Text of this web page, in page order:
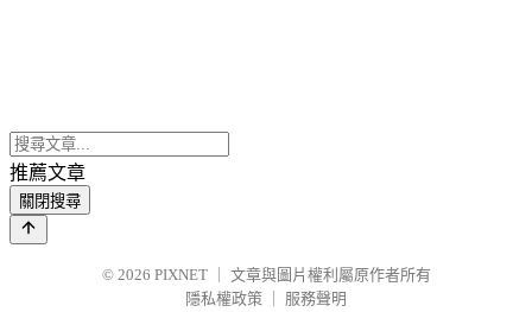
推薦文章
關閉搜尋
© 2026 PIXNET
文章與圖片權利屬原作者所有
隱私權政策
服務聲明